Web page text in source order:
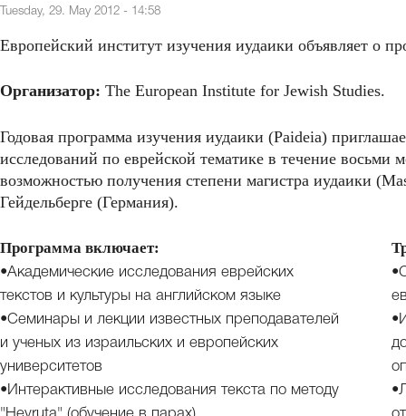
Tuesday, 29. May 2012 - 14:58
Европейский институт изучения иудаики объявляет о
Организатор: The European Institute for Jewish Studies.
Годовая программа изучения иудаики (Paideia)
исследований по еврейской тематике в течение восьми
возможностью получения степени магистра иудаики
Гейдельберге (Германия).
Программа включает:
•Академические исследования еврейских
текстов и культуры на английском языке
•Семинары и лекции известных преподавателей
и ученых из израильских и европейских
университетов
•Интерактивные исследования текста по методу